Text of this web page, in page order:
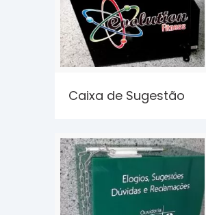
Caixa de Sugestão